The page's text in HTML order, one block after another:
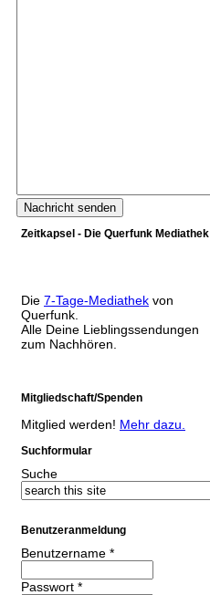
Zeitkapsel - Die Querfunk Mediathek
Die 7-Tage-Mediathek von
Querfunk.
Alle Deine Lieblingssendungen
zum Nachhören.
Mitgliedschaft/Spenden
Mitglied werden! Mehr dazu.
Suchformular
Suche
Benutzeranmeldung
Benutzername *
Passwort *